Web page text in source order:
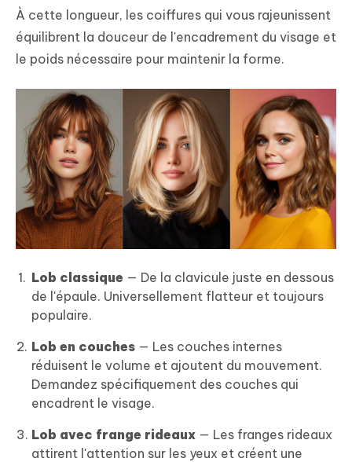
À cette longueur, les coiffures qui vous rajeunissent
équilibrent la douceur de l'encadrement du visage et
le poids nécessaire pour maintenir la forme.
Lob classique — De la clavicule juste en dessous
de l'épaule. Universellement flatteur et toujours
populaire.
Lob en couches — Les couches internes
réduisent le volume et ajoutent du mouvement.
Demandez spécifiquement des couches qui
encadrent le visage.
Lob avec frange rideaux — Les franges rideaux
attirent l'attention sur les yeux et créent une